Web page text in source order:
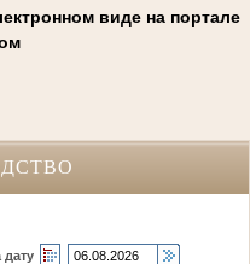
виде на портале